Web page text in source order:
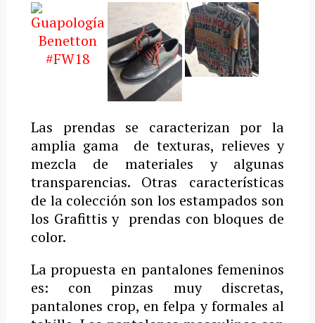
Las prendas se caracterizan por la
amplia gama de texturas, relieves y
mezcla de materiales y algunas
transparencias. Otras características
de la colección son los estampados son
los Grafittis y prendas con bloques de
color.
La propuesta en pantalones femeninos
es: con pinzas muy discretas,
pantalones crop, en felpa y formales al